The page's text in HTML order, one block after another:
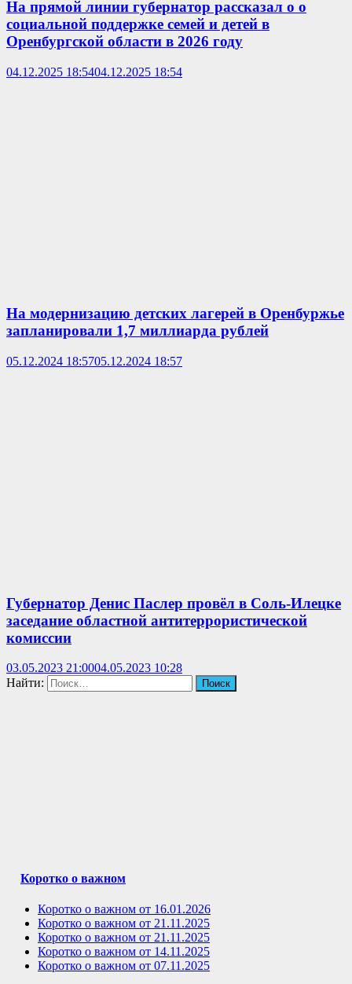
На прямой линии губернатор рассказал о о
социальной поддержке семей и детей в
Оренбургской области в 2026 году
04.12.2025 18:5404.12.2025 18:54
На модернизацию детских лагерей в Оренбуржье
запланировали 1,7 миллиарда рублей
05.12.2024 18:5705.12.2024 18:57
Губернатор Денис Паслер провёл в Соль-Илецке
заседание областной антитеррористической
комиссии
03.05.2023 21:0004.05.2023 10:28
Найти:
Коротко о важном
Коротко о важном от 16.01.2026
Коротко о важном от 21.11.2025
Коротко о важном от 21.11.2025
Коротко о важном от 14.11.2025
Коротко о важном от 07.11.2025